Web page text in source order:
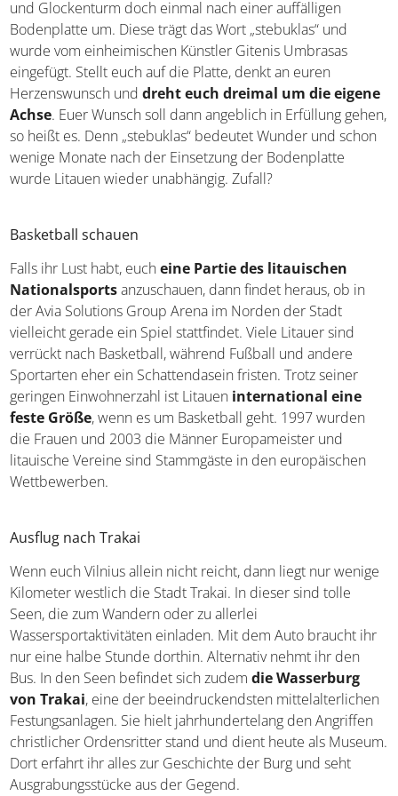
und Glockenturm doch einmal nach einer auffälligen
Bodenplatte um. Diese trägt das Wort „stebuklas“ und
wurde vom einheimischen Künstler Gitenis Umbrasas
eingefügt. Stellt euch auf die Platte, denkt an euren
Herzenswunsch unddreht euch dreimal um die eigene
Achse. Euer Wunsch soll dann angeblich in Erfüllung gehen,
so heißt es. Denn „stebuklas“ bedeutet Wunder und schon
wenige Monate nach der Einsetzung der Bodenplatte
wurde Litauen wieder unabhängig. Zufall?
Basketball schauen
Falls ihr Lust habt, eucheine Partie des litauischen
Nationalsportsanzuschauen, dann findet heraus, ob in
der Avia Solutions Group Arena im Norden der Stadt
vielleicht gerade ein Spiel stattfindet. Viele Litauer sind
verrückt nach Basketball, während Fußball und andere
Sportarten eher ein Schattendasein fristen. Trotz seiner
geringen Einwohnerzahl ist Litauen international eine
feste Größe, wenn es um Basketball geht. 1997 wurden
die Frauen und 2003 die Männer Europameister und
litauische Vereine sind Stammgäste in den europäischen
Wettbewerben.
Ausflug nach Trakai
Wenn euch Vilnius allein nicht reicht, dann liegt nur wenige
Kilometer westlich die Stadt Trakai. In dieser sind tolle
Seen, die zum Wandern oder zu allerlei
Wassersportaktivitäten einladen. Mit dem Auto braucht ihr
nur eine halbe Stunde dorthin. Alternativ nehmt ihr den
Bus. In den Seen befindet sich zudemdie Wasserburg
von Trakai, eine der beeindruckendsten mittelalterlichen
Festungsanlagen. Sie hielt jahrhundertelang den Angriffen
christlicher Ordensritter stand und dient heute als Museum.
Dort erfahrt ihr alles zur Geschichte der Burg und seht
Ausgrabungsstücke aus der Gegend.